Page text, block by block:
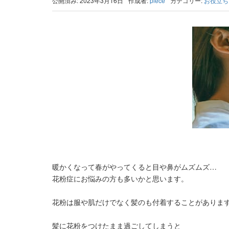
暖かくなって春がやってくると目や鼻がムズムズ…
花粉症にお悩みの方も多いかと思います。
花粉は服や肌だけでなく髪のも付着することがありま
髪に花粉をつけたまま過ごしてしまうと